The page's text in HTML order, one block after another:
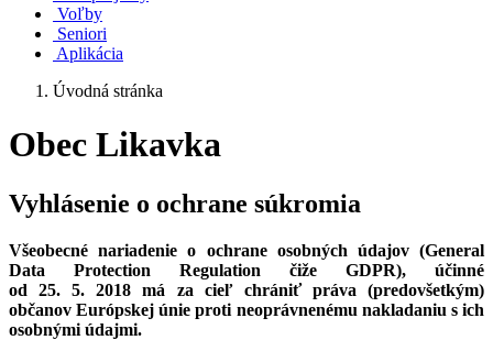
Voľby
Seniori
Aplikácia
Úvodná stránka
Obec Likavka
Vyhlásenie o ochrane súkromia
Všeobecné nariadenie o ochrane osobných údajov (General
Data Protection Regulation čiže GDPR), účinné
od 25. 5. 2018 má za cieľ chrániť práva (predovšetkým)
občanov Európskej únie proti neoprávnenému nakladaniu s ich
osobnými údajmi.